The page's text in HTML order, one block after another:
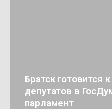
Братск готовится
депутатов в
парламент